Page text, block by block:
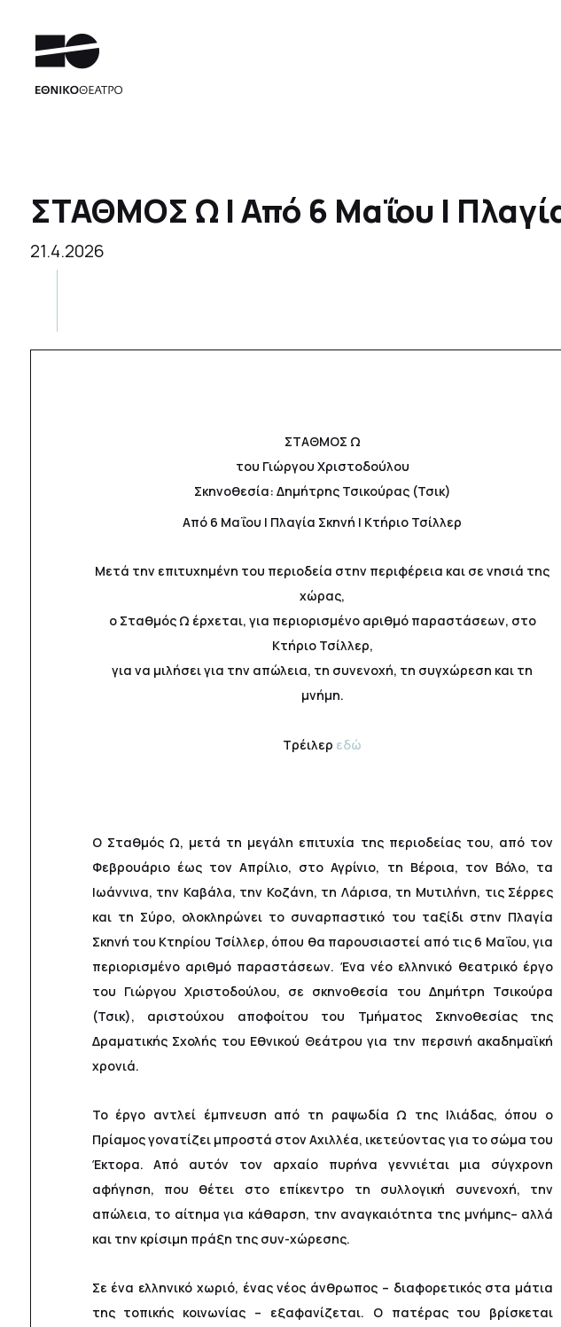
ΣΤΑΘΜΟΣ Ω | Από 6 Μαΐου |
21.4.2026
ΣΤΑΘΜΟΣ Ω
του Γιώργου Χριστοδούλου
Σκηνοθεσία: Δημήτρης Τσικούρας (Τσικ)
Από 6 Μαΐου | Πλαγία Σκηνή | Κτήριο Τσίλλερ
Μετά την επιτυχημένη του περιοδεία στην περιφέρεια και σε νησιά της
χώρας,
ο Σταθμός Ω έρχεται, για περιορισμένο αριθμό παραστάσεων, στο
Κτήριο Τσίλλερ,
για να μιλήσει για την απώλεια, τη συνενοχή, τη συγχώρεση και τη
μνήμη.
Τρέιλερ εδώ
Ο Σταθμός Ω, μετά τη μεγάλη επιτυχία της περιοδείας του, από τον
Φεβρουάριο έως τον Απρίλιο, στο Αγρίνιο, τη Βέροια, τον Βόλο, τα
Ιωάννινα, την Καβάλα, την Κοζάνη, τη Λάρισα, τη Μυτιλήνη, τις Σέρρες
και τη Σύρο, ολοκληρώνει το συναρπαστικό του ταξίδι στην Πλαγία
Σκηνή του Κτηρίου Τσίλλερ, όπου θα παρουσιαστεί από τις 6 Μαΐου, για
περιορισμένο αριθμό παραστάσεων. Ένα νέο ελληνικό θεατρικό έργο
του Γιώργου Χριστοδούλου, σε σκηνοθεσία του Δημήτρη Τσικούρα
(Τσικ), αριστούχου αποφοίτου του Τμήματος Σκηνοθεσίας της
Δραματικής Σχολής του Εθνικού Θεάτρου για την περσινή ακαδημαϊκή
χρονιά.
Το έργο αντλεί έμπνευση από τη ραψωδία Ω της Ιλιάδας, όπου ο
Πρίαμος γονατίζει μπροστά στον Αχιλλέα, ικετεύοντας για το σώμα του
Έκτορα. Από αυτόν τον αρχαίο πυρήνα γεννιέται μια σύγχρονη
αφήγηση, που θέτει στο επίκεντρο τη συλλογική συνενοχή, την
απώλεια, το αίτημα για κάθαρση, την αναγκαιότητα της μνήμης– αλλά
και την κρίσιμη πράξη της συν-χώρεσης.
Σε ένα ελληνικό χωριό, ένας νέος άνθρωπος – διαφορετικός στα μάτια
της τοπικής κοινωνίας – εξαφανίζεται. Ο πατέρας του βρίσκεται